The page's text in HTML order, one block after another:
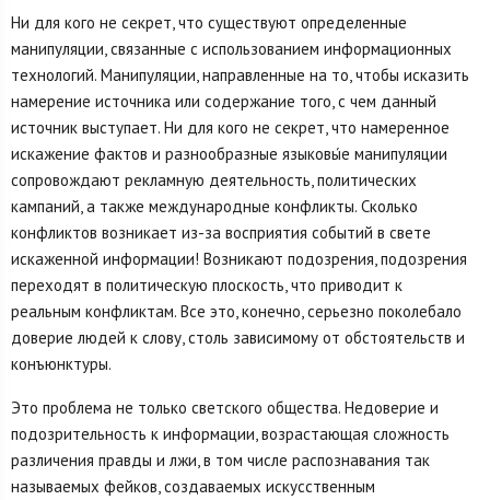
Ни для кого не секрет, что существуют определенные
манипуляции, связанные с использованием информационных
технологий. Манипуляции, направленные на то, чтобы исказить
намерение источника или содержание того, с чем данный
источник выступает. Ни для кого не секрет, что намеренное
искажение фактов и разнообразные языковы́е манипуляции
сопровождают рекламную деятельность, политических
кампаний, а также международные конфликты. Сколько
конфликтов возникает из-за восприятия событий в свете
искаженной информации! Возникают подозрения, подозрения
переходят в политическую плоскость, что приводит к
реальным конфликтам. Все это, конечно, серьезно поколебало
доверие людей к слову, столь зависимому от обстоятельств и
конъюнктуры.
Это проблема не только светского общества. Недоверие и
подозрительность к информации, возрастающая сложность
различения правды и лжи, в том числе распознавания так
называемых фейков, создаваемых искусственным